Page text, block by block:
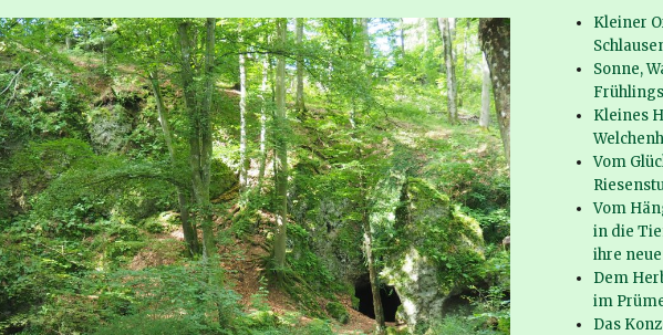
Kleiner
Sonne,
Kleines
Vom
Vom
in die
ihre
Dem
im
Das